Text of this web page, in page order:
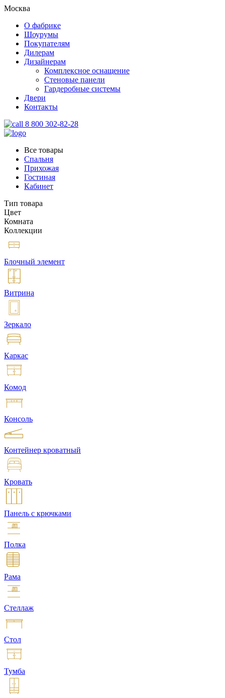
Москва
О фабрике
Шоурумы
Покупателям
Дилерам
Дизайнерам
Комплексное оснащение
Стеновые панели
Гардеробные системы
Двери
Контакты
8 800 302-82-28
Все товары
Спальня
Прихожая
Гостиная
Кабинет
Тип товара
Цвет
Комната
Коллекции
Блочный элемент
Витрина
Зеркало
Каркас
Комод
Консоль
Контейнер кроватный
Кровать
Панель с крючками
Полка
Рама
Стеллаж
Стол
Тумба